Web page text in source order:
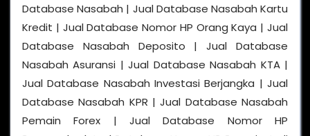
Database Nasabah | Jual Database Nasabah Kartu
Kredit | Jual Database Nomor HP Orang Kaya | Jual
Database Nasabah Deposito | Jual Database
Nasabah Asuransi | Jual Database Nasabah KTA |
Jual Database Nasabah Investasi Berjangka | Jual
Database Nasabah KPR | Jual Database Nasabah
Pemain Forex | Jual Database Nomor HP